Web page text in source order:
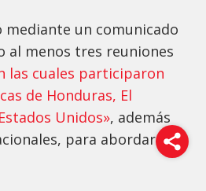
mediante un comunicado
al menos tres reuniones
las cuales participaron
de Honduras, El
Unidos», además
para abordar «el